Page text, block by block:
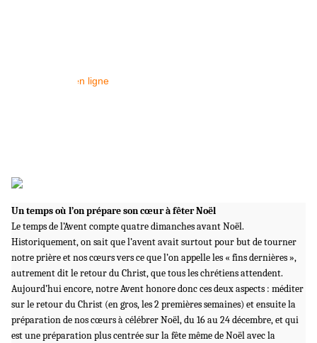
Un temps où l’on prépare son cœur à fêter Noël
Le temps de l’Avent compte quatre dimanches avant Noël.
Historiquement, on sait que l’avent avait surtout pour but de tourner
notre prière et nos cœurs vers ce que l’on appelle les « fins dernières »,
autrement dit le retour du Christ, que tous les chrétiens attendent.
Aujourd’hui encore, notre Avent honore donc ces deux aspects : méditer
sur le retour du Christ (en gros, les 2 premières semaines) et ensuite la
préparation de nos cœurs à célébrer Noël, du 16 au 24 décembre, et qui
est une préparation plus centrée sur la fête même de Noël avec la